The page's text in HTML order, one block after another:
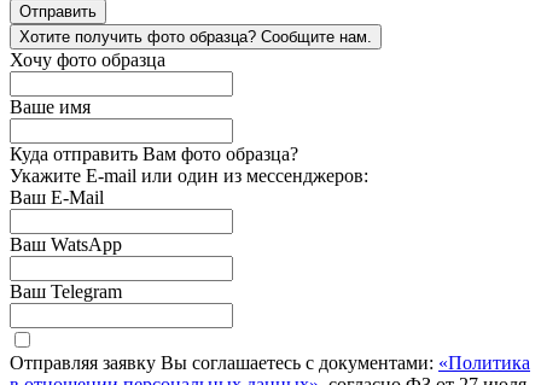
Отправить
Хотите получить фото образца? Сообщите нам.
Хочу фото образца
Ваше имя
Куда отправить Вам фото образца?
Укажите E-mail или один из мессенджеров:
Ваш E-Mail
Ваш WatsApp
Ваш Telegram
Отправляя заявку Вы соглашаетесь с документами: «Политика